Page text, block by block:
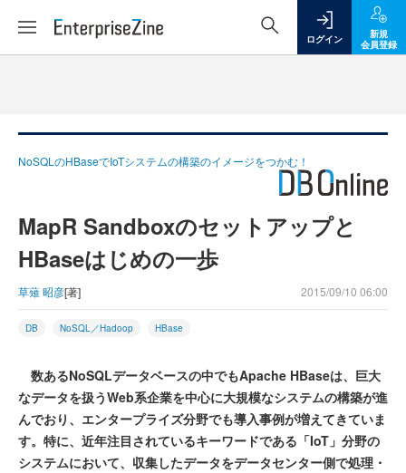
ログイン
新規
会員登録
NoSQLのHBaseでIoTシステムの構築のイメージをつかむ！
MapR Sandboxのセットアップと
HBaseはじめの一歩
草薙 昭彦[著] 2015/09/10 06:00
DB NoSQL／Hadoop HBase
数あるNoSQLデータベースの中でもApache HBaseは、巨大
なデータを扱うWeb系企業を中心に大規模なシステムの構築が進
んでおり、エンタープライズ分野でも導入事例が増えてきていま
す。特に、近年注目されているキーワードである「IoT」分野の
システムにおいて、収集したデータをデータセンター側で処理・